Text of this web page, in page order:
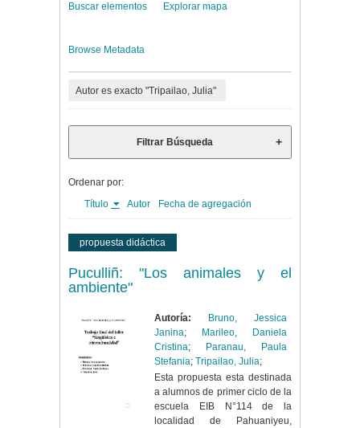
Buscar elementos Explorar mapa
Browse Metadata
Autor es exacto "Tripailao, Julia"
Filtrar Búsqueda
Ordenar por:
Título
Autor Fecha de agregación
propuesta didáctica
Puculliñ: "Los animales y el
ambiente"
Autoría:
Bruno, Jessica
Janina;
Marileo, Daniela
Cristina;
Paranau, Paula
Stefania;Tripailao, Julia;
Esta propuesta esta destinada
a alumnos de primer ciclo de la
escuela EIB N°114 de la
localidad de Pahuaniyeu,